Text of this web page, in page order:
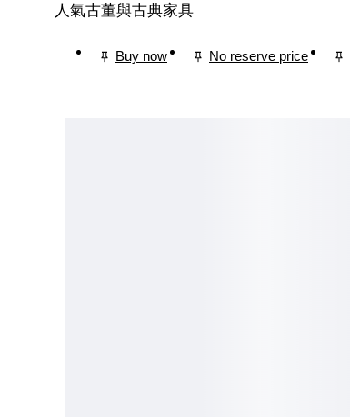
人氣古董與古典家具
Buy now No reserve price